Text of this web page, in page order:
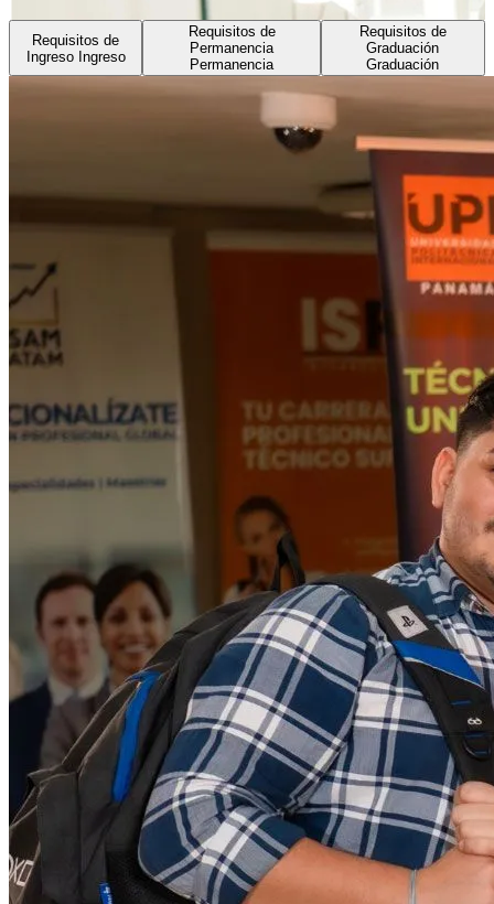
Requisitos de
Ingreso Ingreso
Requisitos de
Permanencia
Permanencia
Requisitos de
Graduación
Graduación